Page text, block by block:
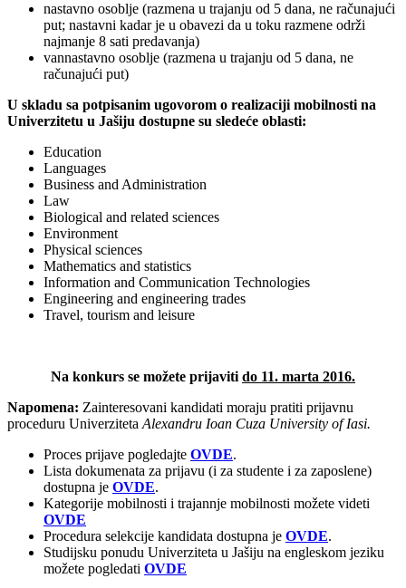
nastavno osoblje (razmena u trajanju od 5 dana, ne računajući
put; nastavni kadar je u obavezi da u toku razmene održi
najmanje 8 sati predavanja)
vannastavno osoblje (razmena u trajanju od 5 dana, ne
računajući put)
U skladu sa potpisanim ugovorom o realizaciji mobilnosti na
Univerzitetu u Jašiju dostupne su sledeće oblasti:
Education
Languages
Business and Administration
Law
Biological and related sciences
Environment
Physical sciences
Mathematics and statistics
Information and Communication Technologies
Engineering and engineering trades
Travel, tourism and leisure
Na konkurs se možete prijaviti do 11. marta 2016.
Napomena: Zainteresovani kandidati moraju pratiti prijavnu
proceduru Univerziteta Alexandru Ioan Cuza University of Iasi.
Proces prijave pogledajte OVDE.
Lista dokumenata za prijavu (i za studente i za zaposlene)
dostupna je OVDE.
Kategorije mobilnosti i trajannje mobilnosti možete videti
OVDE
Procedura selekcije kandidata dostupna je OVDE.
Studijsku ponudu Univerziteta u Jašiju na engleskom jeziku
možete pogledati OVDE